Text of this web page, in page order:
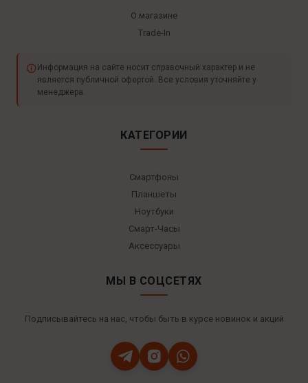
О магазине
Trade-In
Информация на сайте носит справочный характер и не
является публичной офертой. Все условия уточняйте у
менеджера.
КАТЕГОРИИ
Смартфоны
Планшеты
Ноутбуки
Смарт-Часы
Аксессуары
МЫ В СОЦСЕТЯХ
Подписывайтесь на нас, чтобы быть в курсе новинок и акций